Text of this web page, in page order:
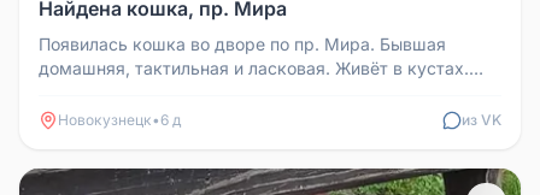
Найдена кошка, пр. Мира
Появилась кошка во дворе по пр. Мира. Бывшая
домашняя, тактильная и ласковая. Живёт в кустах.
Новокузнецк•6 д из VK